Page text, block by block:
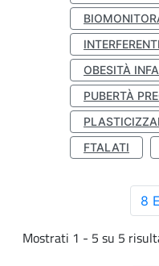
OBESITÀ
PUBERTÀ
FTALATI
8
Mostrati 1 - 5 su 5